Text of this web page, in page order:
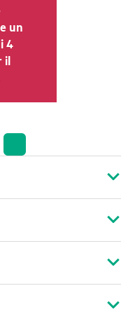
vendita/IVA
prezzo della
può
di altri
indicativo
possono
a tempo
il diritto di
prezzi in
del mercato,
annunci
un
4
il